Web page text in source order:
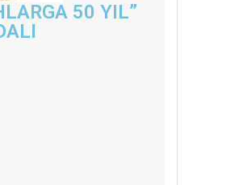
50 YIL”